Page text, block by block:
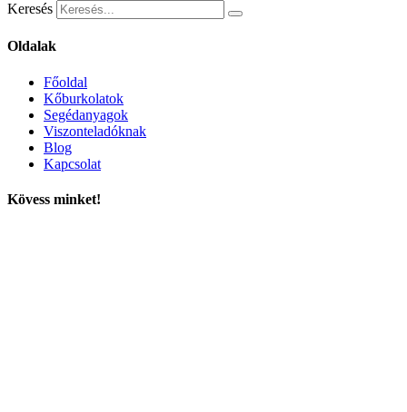
Keresés
Oldalak
Főoldal
Kőburkolatok
Segédanyagok
Viszonteladóknak
Blog
Kapcsolat
Kövess minket!